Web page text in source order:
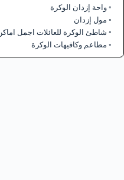
واحة إزدان الوكرة
مول إزدان
شاطئ الوكرة للعائلات اجمل
مطاعم وكافيهات الوكرة